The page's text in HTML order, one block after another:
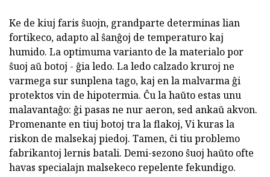
Ke de kiuj faris ŝuojn, grandparte determinas lian
fortikeco, adapto al ŝanĝoj de temperaturo kaj
humido. La optimuma varianto de la materialo por
ŝuoj aŭ botoj - ĝia ledo. La ledo calzado kruroj ne
varmega sur sunplena tago, kaj en la malvarma ĝi
protektos vin de hipotermia. Ĉu la haŭto estas unu
malavantaĝo: ĝi pasas ne nur aeron, sed ankaŭ akvon.
Promenante en tiuj botoj tra la flakoj, Vi kuras la
riskon de malsekaj piedoj. Tamen, ĉi tiu problemo
fabrikantoj lernis batali. Demi-sezono ŝuoj haŭto ofte
havas specialajn malsekeco repelente fekundigo.